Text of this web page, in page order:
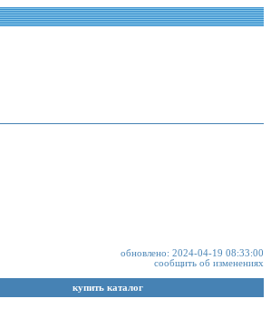
обновлено: 2024-04-19 08:33:00
сообщить об изменениях
купить каталог